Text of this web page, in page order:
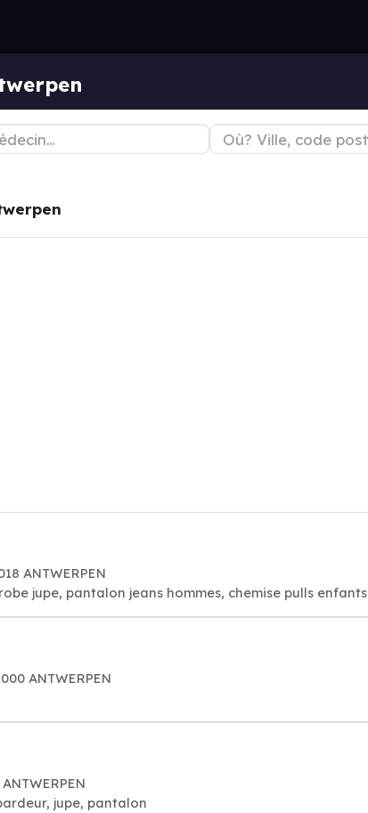
ANTWERPEN
jupe, pantalon jeans hommes, chemise pulls enfants
ANTWERPEN
jupe, pantalon